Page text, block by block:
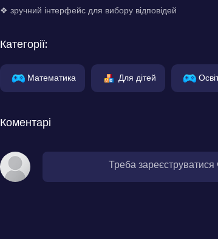
❖ зручний інтерфейс для вибору відповідей
Категорії:
Математика Для дітей
Коментарі
Треба